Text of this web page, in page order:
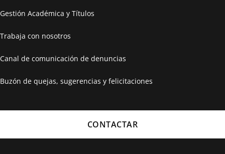
Gestión Académica y Títulos
Trabaja con nosotros
Canal de comunicación de denuncias
Buzón de quejas, sugerencias y felicitaciones
CONTACTAR